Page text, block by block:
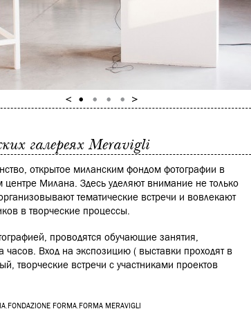
галереях Meravigli
открытое миланским фондом фотографии в
центре Милана. Здесь уделяют внимание не только
тематические встречи и вовлекают
в творческие процессы.
проводятся обучающие занятия,
часов. Вход на экспозицию ( выставки проходят в
творческие встречи с участниками проектов
,FONDAZIONE FORMA,FORMA MERAVIGLI